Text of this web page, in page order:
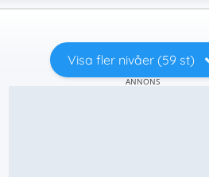
Visa fler nivåer (59 st)
ANNONS